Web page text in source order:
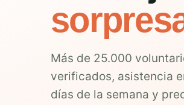
Más de 25.000
verificados, asistencia
días de la semana y